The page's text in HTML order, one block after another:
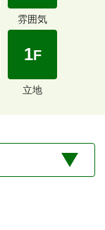
雰囲気
1F
立地